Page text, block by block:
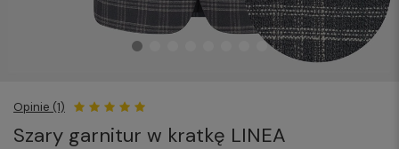
Opinie (1)
Szary garnitur w kratkę LINEA